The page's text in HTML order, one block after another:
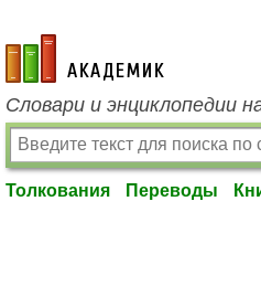
academic.ru
Словари и энциклопедии
Толкования Переводы